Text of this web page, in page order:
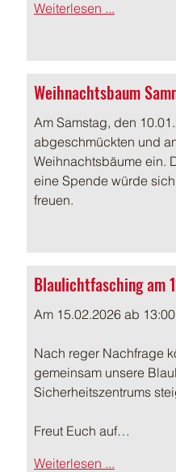
Weiterlesen ...
Weihnachtsbaum
Am Samstag, den
abgeschmückten und
Weihnachtsbäume ein.
eine Spende würde
freuen.
Blaulichtfasching am
Am 15.02.2026 ab
Nach reger Nachfrage
gemeinsam unsere
Sicherheitszentrums
Freut Euch auf…
Weiterlesen ...